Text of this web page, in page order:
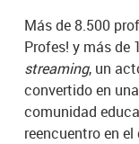
Más de 8.500
Profes! y más de
streaming, un
convertido en
comunidad
reencuentro en